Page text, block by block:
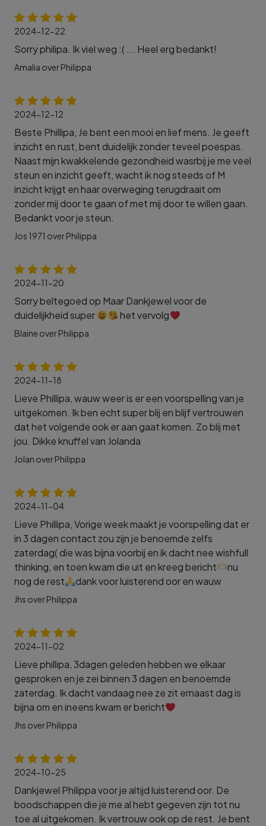
2024-12-22
Sorry philipa. Ik viel weg :( ... Heel erg bedankt!
Amalia over Philippa
2024-12-12
Beste Phillipa, Je bent een mooi en lief mens. Je geeft
inzicht en rust, bent duidelijk zonder teveel poespas.
Naast mijn kwakkelende gezondheid wasrbij je me veel
steun en inzicht geeft, wacht ik nog steeds of M
inzicht krijgt en haar overweging terugdraait om
zonder mij door te gaan of met mij door te willen gaan.
Bedankt voor je steun.
Jos 1971 over Philippa
2024-11-20
Sorry beltegoed op Maar Dankjewel voor de
duidelijkheid super
het vervolg
Blaine over Philippa
2024-11-18
Lieve Phillipa, wauw weer is er een voorspelling van je
uitgekomen. Ik ben echt super blij en blijf vertrouwen
dat het volgende ook er aan gaat komen. Zo blij met
jou. Dikke knuffel van Jolanda
Jolan over Philippa
2024-11-04
Lieve Phillipa, Vorige week maakt je voorspelling dat er
in 3 dagen contact zou zijn je benoemde zelfs
zaterdag( die was bijna voorbij en ik dacht nee wishfull
thinking, en toen kwam die uit en kreeg bericht
nu
nog de rest
dank voor luisterend oor en wauw
Jhs over Philippa
2024-11-02
Lieve phillipa, 3dagen geleden hebben we elkaar
gesproken en je zei binnen 3 dagen en benoemde
zaterdag. Ik dacht vandaag nee ze zit ernaast dag is
bijna om en ineens kwam er bericht
Jhs over Philippa
2024-10-25
Dankjewel Philippa voor je altijd luisterend oor. De
boodschappen die je me al hebt gegeven zijn tot nu
toe al uitgekomen. Ik vertrouw ook op de rest. Je bent